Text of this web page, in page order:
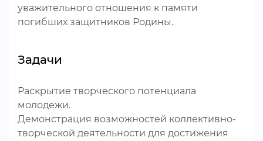
уважительного отношения к памяти
погибших защитников Родины.
Задачи
Раскрытие творческого потенциала
молодежи.
Демонстрация возможностей коллективно-
творческой деятельности для достижения